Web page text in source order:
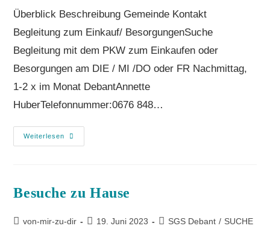
Überblick Beschreibung Gemeinde Kontakt
Begleitung zum Einkauf/ BesorgungenSuche
Begleitung mit dem PKW zum Einkaufen oder
Besorgungen am DIE / MI /DO oder FR Nachmittag,
1-2 x im Monat DebantAnnette
HuberTelefonnummer:0676 848…
Weiterlesen
Besu­che zu Hause
von-mir-zu-dir 19. Juni 2023 SGS Debant / SUCHE